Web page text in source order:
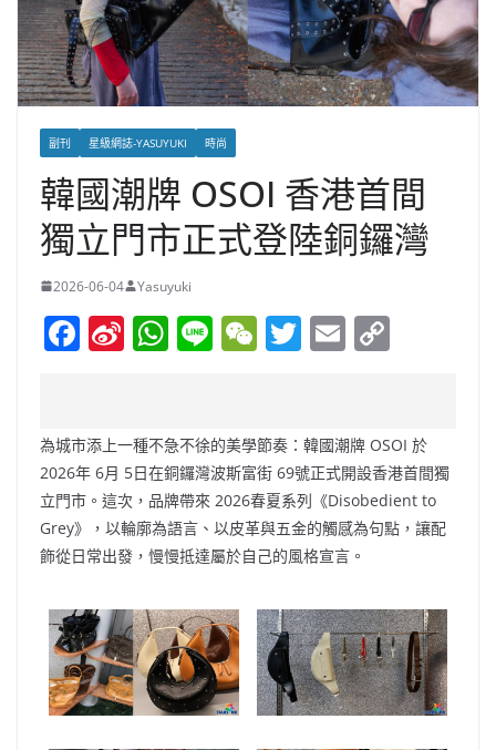
副刊 星級網誌-YASUYUKI 時尚
韓國潮牌 OSOI 香港首間
獨立門市正式登陸銅鑼灣
2026-06-04 Yasuyuki
F
e
b
o
o
Si
W
ei
b
o
W
s
A
p
p
Li W
h
at
T
er
E
l y
Li
n
k
為城市添上一種不急不徐的美學節奏：韓國潮牌 OSOI 於
2026年 6月 5日在銅鑼灣波斯富街 69號正式開設香港首間獨
立門市。這次，品牌帶來 2026春夏系列《Disobedient to
Grey》，以輪廓為語言、以皮革與五金的觸感為句點，讓配
飾從日常出發，慢慢抵達屬於自己的風格宣言。